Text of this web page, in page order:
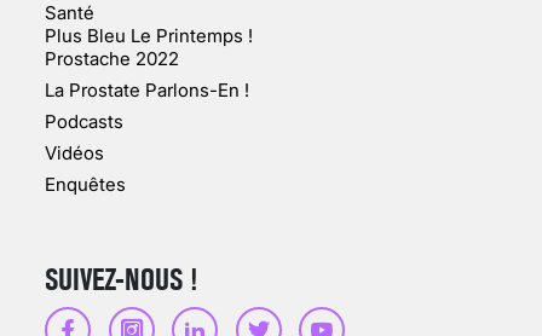
Santé
Plus Bleu Le Printemps !
Prostache 2022
La Prostate Parlons-En !
Podcasts
Vidéos
Enquêtes
SUIVEZ-NOUS !